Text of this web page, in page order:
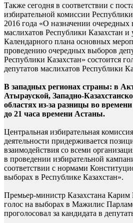
Также сегодня в соответствии с
избирательной комиссии
2016 года «О назначении очередных
маслихатов Республики Казахстан и
Календарного плана основных
проведению очередных выборов
Республики Казахстан» состоится
депутатов маслихатов Республики
В западных регионах страны: в
Атырауской, Западно-
областях из-за разницы во
до 21 часа времени Астаны.
Центральная избирательная
деятельности придерживается
взаимодействия со всеми
в проведении избирательной
соответствии с нормами
выборах в Республике Казахстан».
Премьер-министр Казахстана Карим
голос на выборах в Мажилис
проголосовал за кандидата в